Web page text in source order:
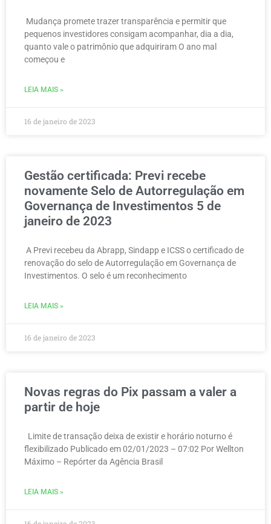
Mudança promete trazer transparência e permitir que
pequenos investidores consigam acompanhar, dia a dia,
quanto vale o patrimônio que adquiriram O ano mal
começou e
LEIA MAIS »
16 de janeiro de 2023
Gestão certificada: Previ recebe
novamente Selo de Autorregulação em
Governança de Investimentos 5 de
janeiro de 2023
A Previ recebeu da Abrapp, Sindapp e ICSS o certificado de
renovação do selo de Autorregulação em Governança de
Investimentos. O selo é um reconhecimento
LEIA MAIS »
16 de janeiro de 2023
Novas regras do Pix passam a valer a
partir de hoje
Limite de transação deixa de existir e horário noturno é
flexibilizado Publicado em 02/01/2023 – 07:02 Por Wellton
Máximo – Repórter da Agência Brasil
LEIA MAIS »